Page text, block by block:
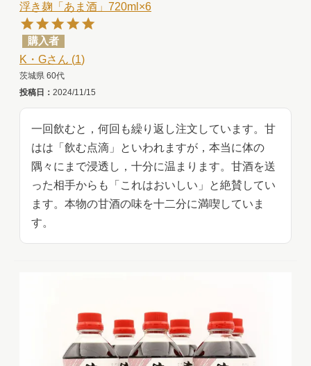
浮き麹「あま酒」720ml×6
購入者
K・G
1
茨城県 60代
投稿日
2024/11/15
一回飲むと，何回も繰り返し注文しています。甘
はは「飲む点滴」といわれますが，本当に体の
隅々にまで浸透し，十分に温まります。甘酒を送
った相手からも「これはおいしい」と絶賛してい
ます。本物の甘酒の味を十二分に満喫していま